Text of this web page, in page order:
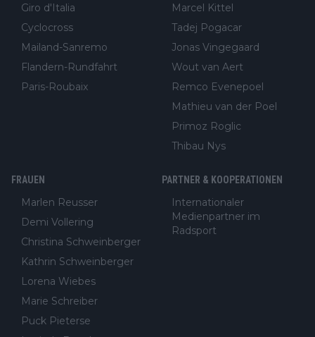
Giro d'Italia
Cyclocross
Mailand-Sanremo
Flandern-Rundfahrt
Paris-Roubaix
Marcel Kittel
Tadej Pogacar
Jonas Vingegaard
Wout van Aert
Remco Evenepoel
Mathieu van der Poel
Primoz Roglic
Thibau Nys
FRAUEN
Marlen Reusser
Demi Vollering
Christina Schweinberger
Kathrin Schweinberger
Lorena Wiebes
Marie Schreiber
Puck Pieterse
PARTNER & KOOPERATIONEN
Internationaler
Medienpartner im
Radsport